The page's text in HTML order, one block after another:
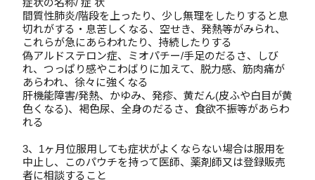
症状の名称/ 症 状
間質性肺炎/階段を上ったり、少し無理をしたりすると息
切れがする・息苦しくなる、空せき、発熱等がみられ、
これらが急にあらわれたり、持続したりする
偽アルドステロン症、ミオパチー/手足のだるさ、しび
れ、つっぱり感やこわばりに加えて、脱力感、筋肉痛が
あらわれ、徐々に強くなる
肝機能障害/発熱、かゆみ、発疹、黄だん(皮ふや白目が黄
色くなる)、褐色尿、全身のだるさ、食欲不振等があらわ
れる
3、1ヶ月位服用しても症状がよくならない場合は服用を
中止し、このパウチを持って医師、薬剤師又は登録販売
者に相談すること